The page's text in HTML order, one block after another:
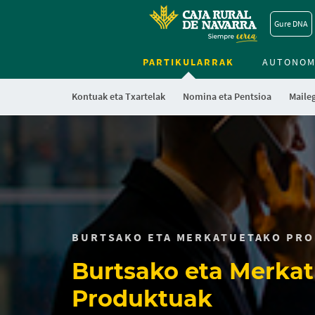
Gure DNA
PARTIKULARRAK
Kontuak eta Txartelak Nomina eta Pentsioa
BURTSAKO ETA MERKATUETAKO
Burtsako eta
Produktuak